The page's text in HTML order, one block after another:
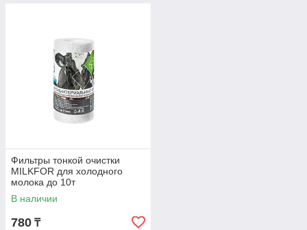
Фильтры тонкой очистки
MILKFOR для холодного
молока до 10т
В наличии
780 ₸